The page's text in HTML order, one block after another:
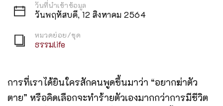
วันที่นำเข้าข้อมูล
วันพฤหัสบดี, 12 สิงหาคม 2564
หมวดย่อย/ชุด
ธรรมlife
การที่เราได้ยินใครสักคนพูดขึ้นมาว่า “อยากฆ่าตัว
ตาย” หรือคิดเลือกจะทำร้ายตัวเองมากกว่าการมีชีวิต